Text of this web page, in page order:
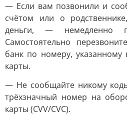
— Если вам позвонили и
счётом или о
деньги, — немедленно
Самостоятельно
банк по номеру,
карты.
— Не сообщайте никому
трёхзначный номер на
карты (CVV/CVC).